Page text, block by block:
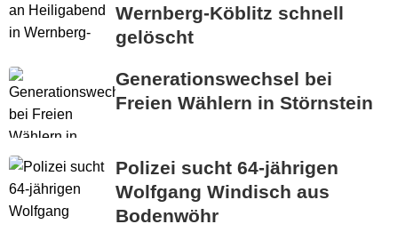
Wernberg-Köblitz schnell
gelöscht
Generationswechsel bei
Freien Wählern in Störnstein
Polizei sucht 64-jährigen
Wolfgang Windisch aus
Bodenwöhr